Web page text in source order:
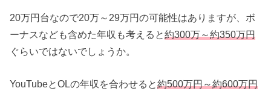
20万円台なので20万～29万円の可能性はありますが、ボ
ーナスなども含めた年収も考えると約300万～約350万円
ぐらいではないでしょうか。
YouTubeとOLの年収を合わせると約500万円～約600万円